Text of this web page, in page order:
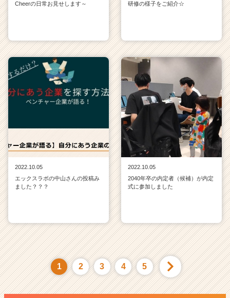
Cheerの日常お見せします～
研修の様子をご紹介☆
2022.10.05
エックスラボの中山さんの投稿み
ました？？？
2022.10.05
2040年卒の内定者（候補）が内定
式に参加しました
1 2 3 4 5